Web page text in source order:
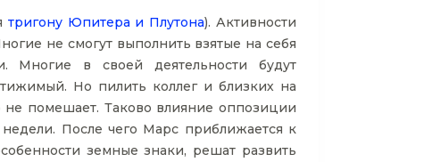
тригону Юпитера и Плутона). Активности
не смогут выполнить взятые на себя
Многие в своей деятельности будут
Но пилить коллег и близких на
не помешает. Таково влияние оппозиции
После чего Марс приближается к
земные знаки, решат развить